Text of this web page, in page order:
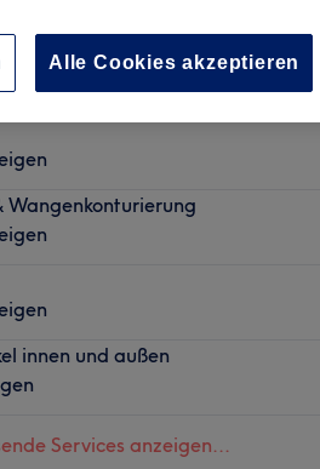
Wangenkonturierung
innen und außen
Services anzeigen...
Alle Cookies akzeptieren